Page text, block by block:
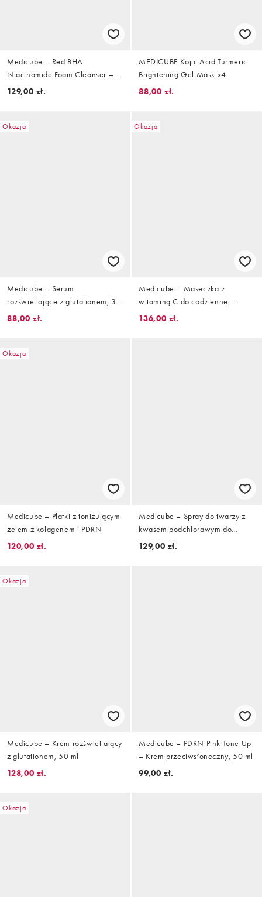
Medicube – Red BHA
Niacinamide Foam Cleanser –
Pianka oczyszczająca z
129,00 zł.
MEDICUBE Kojic Acid Turmeric
Brightening Gel Mask x4
88,00 zł.
Okazja
Medicube – Serum
rozświetlające z glutationem, 30
g
88,00 zł.
Okazja
Medicube – Maseczka z
witaminą C do codziennej
pielęgnacji, 350 g/30 szt.
136,00 zł.
Okazja
Medicube – Płatki z tonizującym
żelem z kolagenem i PDRN
120,00 zł.
Medicube – Spray do twarzy z
kwasem podchlorawym do
codziennego stosowania, 125 ml
129,00 zł.
Okazja
Medicube – Krem rozświetlający
z glutationem, 50 ml
128,00 zł.
Medicube – PDRN Pink Tone Up
– Krem przeciwsłoneczny, 50 ml
99,00 zł.
Okazja